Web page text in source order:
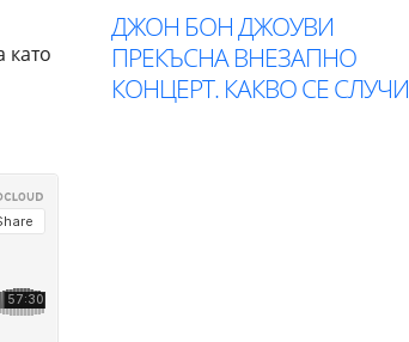
като
ДЖОН БОН ДЖОУВИ
ПРЕКЪСНА ВНЕЗАПНО
КОНЦЕРТ. КАКВО СЕ СЛУЧИ